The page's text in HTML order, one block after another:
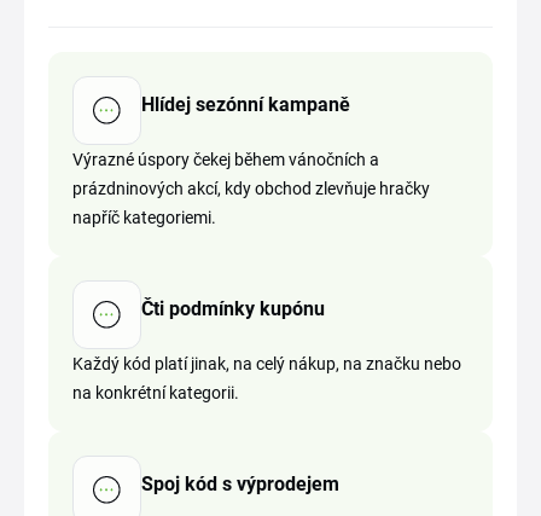
Hlídej sezónní kampaně
Výrazné úspory čekej během vánočních a
prázdninových akcí, kdy obchod zlevňuje hračky
napříč kategoriemi.
Čti podmínky kupónu
Každý kód platí jinak, na celý nákup, na značku nebo
na konkrétní kategorii.
Spoj kód s výprodejem